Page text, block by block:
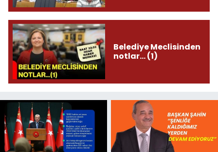
Belediye Meclisinden
notlar... (1)